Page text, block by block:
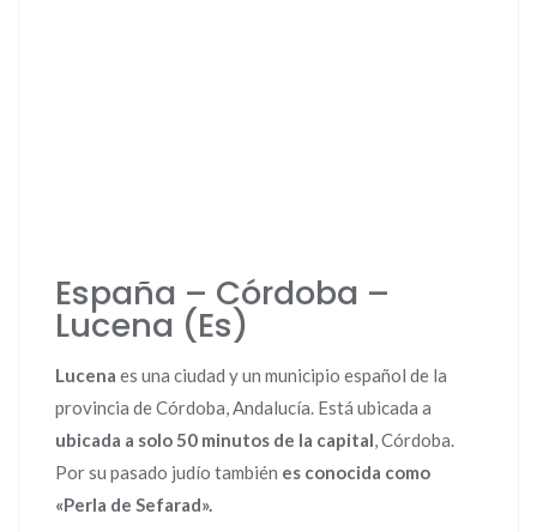
España – Córdoba –
Lucena (Es)
Lucena es una ciudad y un municipio español de la
provincia de Córdoba, Andalucía. Está ubicada a
ubicada a solo 50 minutos de la capital, Córdoba.
Por su pasado judío también es conocida como
«Perla de Sefarad».